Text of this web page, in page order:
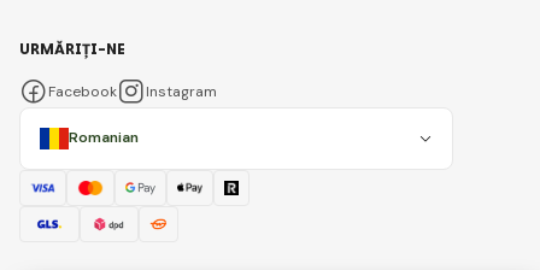
Romanian
URMĂRIȚI-NE
Facebook Instagram